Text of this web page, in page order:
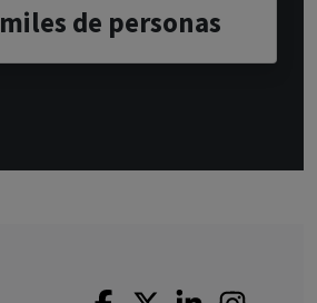
miles de personas